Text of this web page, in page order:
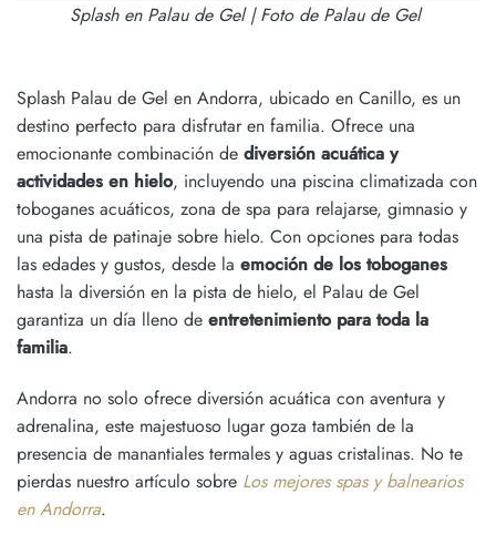
Splash en Palau de Gel | Foto de Palau de Gel
Splash Palau de Gel en Andorra, ubicado en Canillo, es un
destino perfecto para disfrutar en familia. Ofrece una
emocionante combinación de diversión acuática y
actividades en hielo, incluyendo una piscina climatizada con
toboganes acuáticos, zona de spa para relajarse, gimnasio y
una pista de patinaje sobre hielo. Con opciones para todas
las edades y gustos, desde la emoción de los toboganes
hasta la diversión en la pista de hielo, el Palau de Gel
garantiza un día lleno de entretenimiento para toda la
familia.
Andorra no solo ofrece diversión acuática con aventura y
adrenalina, este majestuoso lugar goza también de la
presencia de manantiales termales y aguas cristalinas. No te
pierdas nuestro artículo sobre Los mejores spas y balnearios
en Andorra.